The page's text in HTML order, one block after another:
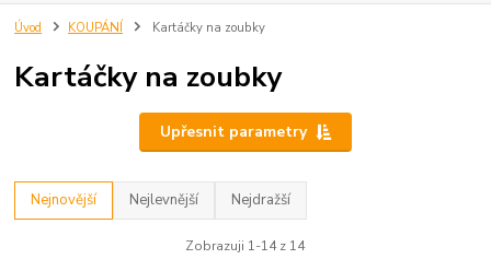
Úvod KOUPÁNÍ Kartáčky na zoubky
Kartáčky na zoubky
Upřesnit parametry
Nejnovější Nejlevnější Nejdražší
Zobrazuji 1-14 z 14